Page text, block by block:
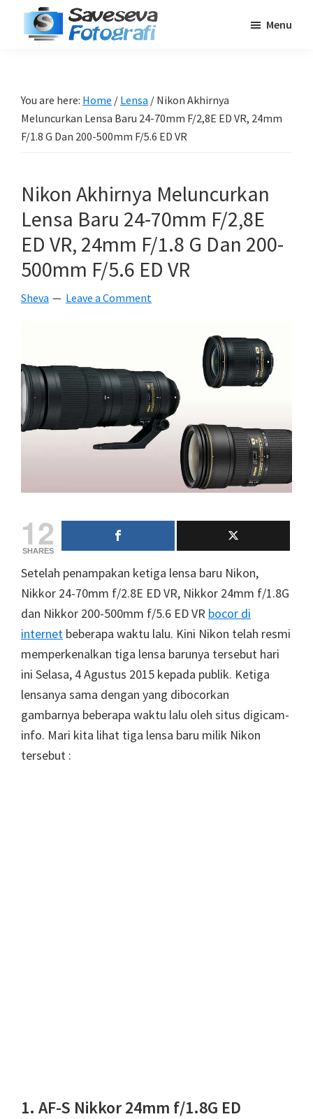
Pemula
-
Tips
-
Berita
-
Traveling
Menu
You are here: Home / Lensa / Nikon Akhirnya
Meluncurkan Lensa Baru 24-70mm F/2,8E ED VR, 24mm
F/1.8 G Dan 200-500mm F/5.6 ED VR
Nikon Akhirnya Meluncurkan
Lensa Baru 24-70mm F/2,8E
ED VR, 24mm F/1.8 G Dan 200-
500mm F/5.6 ED VR
Sheva Leave a Comment
12
SHARES
Setelah penampakan ketiga lensa baru Nikon,
Nikkor 24-70mm f/2.8E ED VR, Nikkor 24mm f/1.8G
dan Nikkor 200-500mm f/5.6 ED VR bocor di
internet beberapa waktu lalu. Kini Nikon telah resmi
memperkenalkan tiga lensa barunya tersebut hari
ini Selasa, 4 Agustus 2015 kepada publik. Ketiga
lensanya sama dengan yang dibocorkan
gambarnya beberapa waktu lalu oleh situs digicam-
info. Mari kita lihat tiga lensa baru milik Nikon
tersebut :
1. AF-S Nikkor 24mm f/1.8G ED